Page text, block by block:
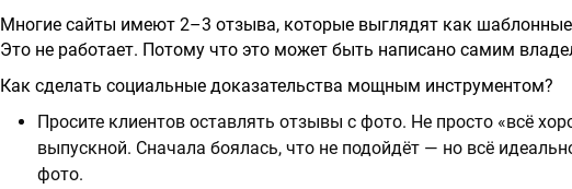
Многие сайты имеют 2–3 отзыва, которые выглядят как
Это не работает. Потому что это может быть написано самим
Как сделать социальные доказательства мощным инструментом?
Просите клиентов оставлять отзывы с фото. Не просто «всё
выпускной. Сначала боялась, что не подойдёт — но всё
фото.